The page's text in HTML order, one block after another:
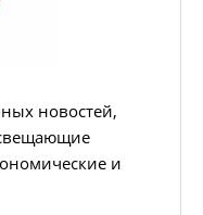
новостей,
и